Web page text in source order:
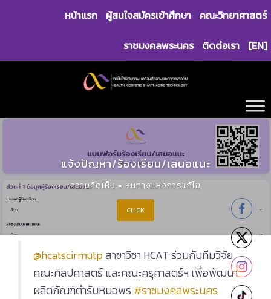
หน้าแรก ผู้สนใจสมัครเข้าศึกษา คณะวิทยาศาสตร์
ราชมงคลพระนคร ติดต่อเรา [EN]
แจ้งปัญหา/ร้องเรียน/เสนอแนะ
ความคิดเห็น = หนทางแห่งการแก้ไข
CLICK
@hcatscirmutpสาขาวิชา HCAT ร่วมกับทีมวิจัย
คณะศิลปศาสตร์ และคณะครุศาสตร์ฯ เพื่อพัฒนา
ผลิตภัณฑ์ตำรับหมอพร #ราชมงคลพระนคร